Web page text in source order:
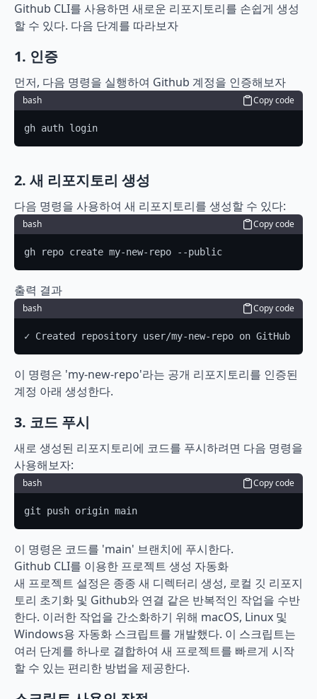
Github CLI를 사용하면 새로운 리포지토리를 손쉽게 생성
할 수 있다. 다음 단계를 따라보자
1. 인증
먼저, 다음 명령을 실행하여 Github 계정을 인증해보자
bash Copy code
gh auth login
2. 새 리포지토리 생성
다음 명령을 사용하여 새 리포지토리를 생성할 수 있다:
bash Copy code
gh repo create my-new-repo --public
출력 결과
bash Copy code
✓ Created repository user/my-new-repo on GitHub
이 명령은 'my-new-repo'라는 공개 리포지토리를 인증된
계정 아래 생성한다.
3. 코드 푸시
새로 생성된 리포지토리에 코드를 푸시하려면 다음 명령을
사용해보자:
bash Copy code
git push origin main
이 명령은 코드를 'main' 브랜치에 푸시한다.
Github CLI를 이용한 프로젝트 생성 자동화
새 프로젝트 설정은 종종 새 디렉터리 생성, 로컬 깃 리포지
토리 초기화 및 Github와 연결 같은 반복적인 작업을 수반
한다. 이러한 작업을 간소화하기 위해 macOS, Linux 및
Windows용 자동화 스크립트를 개발했다. 이 스크립트는
여러 단계를 하나로 결합하여 새 프로젝트를 빠르게 시작
할 수 있는 편리한 방법을 제공한다.